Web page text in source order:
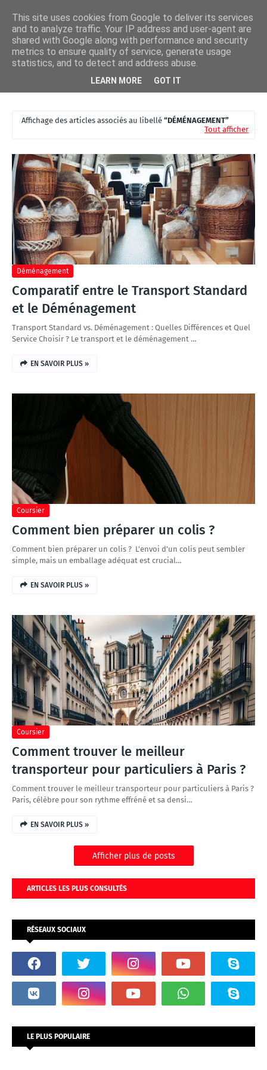
A
A
LI
T
É
S
Cher
Affichage des articles associés au libellé DÉMÉNAGEMENT
Tout afficher
Déménagement
Comparatif entre le Transport Standard
et le Déménagement
Transport Standard vs. Déménagement : Quelles Différences et Quel
Service Choisir ? Le transport et le déménagement …
EN SAVOIR PLUS »
Coursier
Comment bien préparer un colis ?
Comment bien préparer un colis ? L'envoi d'un colis peut sembler
simple, mais un emballage adéquat est crucial…
EN SAVOIR PLUS »
Coursier
Comment trouver le meilleur
transporteur pour particuliers à Paris ?
Comment trouver le meilleur transporteur pour particuliers à Paris ?
Paris, célèbre pour son rythme effréné et sa densi…
EN SAVOIR PLUS »
Afficher plus de posts
ARTICLES LES PLUS CONSULTÉS
RÉSEAUX SOCIAUX
LE PLUS POPULAIRE
This site uses cookies from Google to deliver its services
and to analyze traffic. Your IP address and user-agent are
shared with Google along with performance and security
metrics to ensure quality of service, generate usage
statistics, and to detect and address abuse.
LEARN MORE GOT IT